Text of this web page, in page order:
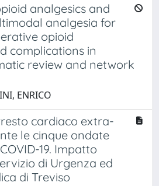
analgesics and
analgesia for
opioid
complications in
review and network
ENRICO
cardiaco extra-
le cinque ondate
19. Impatto
di Urgenza ed
di Treviso